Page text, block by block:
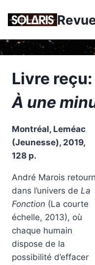
Livre
À une
Montréal, Leméac
(Jeunesse), 2019,
128 p.
André Marois
dans l’univers de La
Fonction (La courte
échelle, 2013), où
chaque humain
dispose de la
possibilité d’effacer